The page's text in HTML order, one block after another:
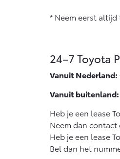
* Neem eerst
24–7 Toyota
Vanuit Nederland:
Vanuit buitenland:
Heb je een lease
Neem dan
Heb je een lease
Bel dan het